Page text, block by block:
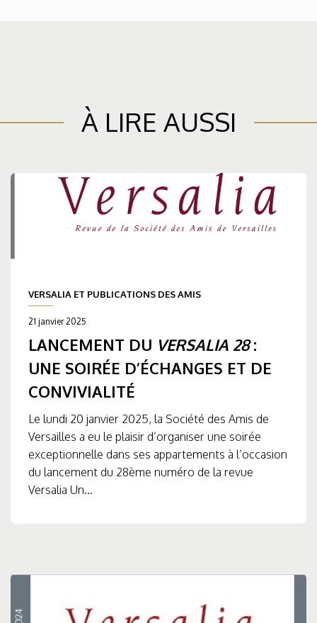
À LIRE AUSSI
VERSALIA ET PUBLICATIONS DES AMIS
21 janvier 2025
LANCEMENT DU VERSALIA 28:
UNE SOIRÉE D’ÉCHANGES ET DE
CONVIVIALITÉ
Le lundi 20 janvier 2025, la Société des Amis de
Versailles a eu le plaisir d’organiser une soirée
exceptionnelle dans ses appartements à l’occasion
du lancement du 28ème numéro de la revue
Versalia Un...